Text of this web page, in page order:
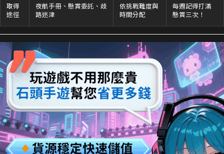
取得
途徑
夜航手冊、懸賞委託、歧
路迷津
依挑戰難度與
時間分配
每週記得打滿
懸賞三次！